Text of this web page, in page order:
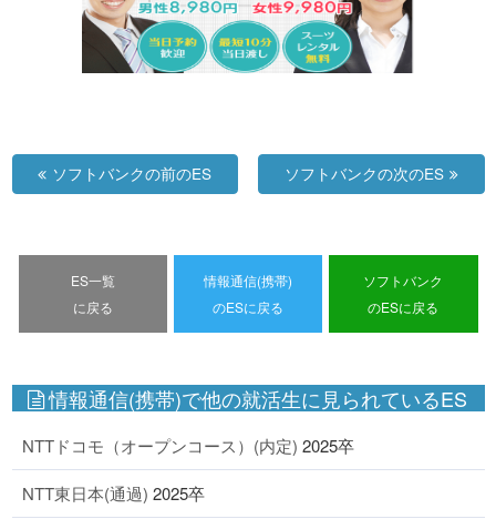
ソフトバンクの前のES ソフトバンクの次のES
ES一覧
に戻る
情報通信(携帯)
のESに戻る
ソフトバンク
のESに戻る
情報通信(携帯)で他の就活生に見られているES
NTTドコモ（オープンコース）(内定) 2025卒
NTT東日本(通過) 2025卒